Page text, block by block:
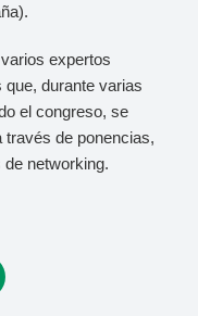
expertos
durante varias
el congreso, se
través de ponencias,
networking.